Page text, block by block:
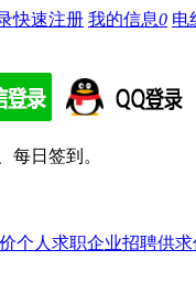
快速注册 我的信息0 电
每日签到。
个人求职企业招聘供求